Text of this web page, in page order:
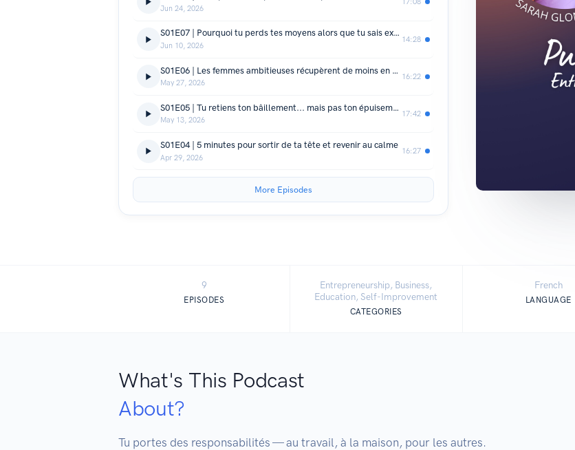
Jun 24, 2026
S01E07 | Pourquoi tu perds tes moyens alors que tu sais exactement quoi dire ?
Jun 10, 2026
14:28
S01E06 | Les femmes ambitieuses récupèrent de moins en moins
May 27, 2026
16:22
S01E05 | Tu retiens ton bâillement... mais pas ton épuisement
May 13, 2026
17:42
S01E04 | 5 minutes pour sortir de ta tête et revenir au calme
Apr 29, 2026
16:27
More Episodes
9
EPISODES
Entrepreneurship, Business,
Education, Self-Improvement
CATEGORIES
French
LANGUAGE
What's This Podcast
About?
Tu portes des responsabilités — au travail, à la maison, pour les autres.